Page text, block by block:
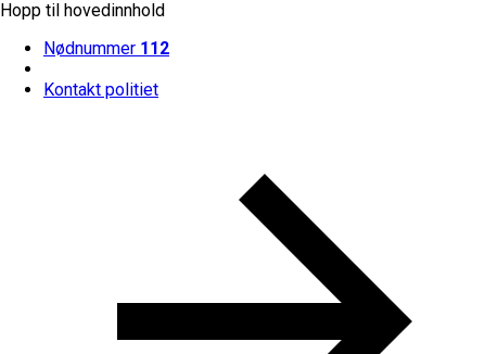
Hopp til hovedinnhold
Nødnummer 112
Kontakt politiet